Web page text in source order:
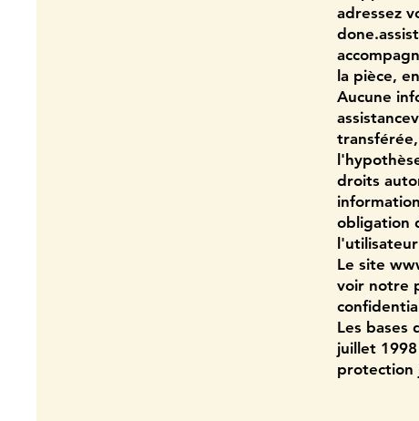
adressez
la pièce,
Aucune
droits
obligation
Le site
voir notre
Les bases
juillet
protection